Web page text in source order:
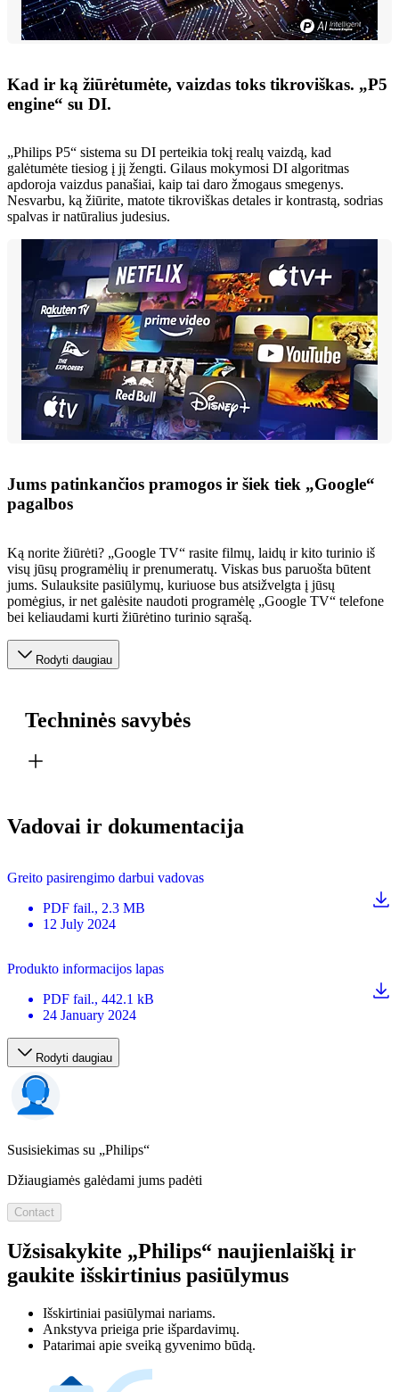
Kad ir ką žiūrėtumėte, vaizdas toks tikroviškas. „P5
engine“ su DI.
„Philips P5“ sistema su DI perteikia tokį realų vaizdą, kad
galėtumėte tiesiog į jį žengti. Gilaus mokymosi DI algoritmas
apdoroja vaizdus panašiai, kaip tai daro žmogaus smegenys.
Nesvarbu, ką žiūrite, matote tikroviškas detales ir kontrastą, sodrias
spalvas ir natūralius judesius.
Jums patinkančios pramogos ir šiek tiek „Google“
pagalbos
Ką norite žiūrėti? „Google TV“ rasite filmų, laidų ir kito turinio iš
visų jūsų programėlių ir prenumeratų. Viskas bus paruošta būtent
jums. Sulauksite pasiūlymų, kuriuose bus atsižvelgta į jūsų
pomėgius, ir net galėsite naudoti programėlę „Google TV“ telefone
bei keliaudami kurti žiūrėtino turinio sąrašą.
Rodyti daugiau
Techninės savybės
Vadovai ir dokumentacija
Greito pasirengimo darbui vadovas
PDF fail., 2.3 MB
12 July 2024
Produkto informacijos lapas
PDF fail., 442.1 kB
24 January 2024
Rodyti daugiau
Susisiekimas su „Philips“
Džiaugiamės galėdami jums padėti
Contact
Užsisakykite „Philips“ naujienlaiškį ir
gaukite išskirtinius pasiūlymus
Išskirtiniai pasiūlymai nariams.
Ankstyva prieiga prie išpardavimų.
Patarimai apie sveiką gyvenimo būdą.